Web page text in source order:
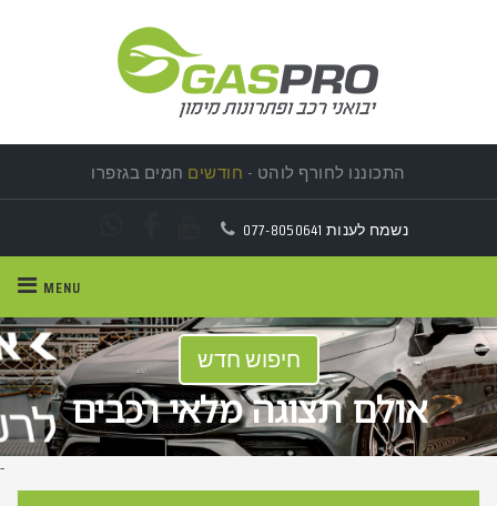
התכוננו לחורף לוהט - חודשים חמים בגזפרו
077-8050641נשמח לענות
MENU
חיפוש חדש
אולם תצוגה מלאי רכבים
-